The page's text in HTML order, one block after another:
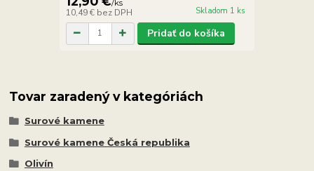
/ks
10,49 € bez DPH Skladom 1 ks
Pridať do košíka
Tovar zaradený v kategóriách
Surové kamene
Surové kamene Česká republika
Olivín